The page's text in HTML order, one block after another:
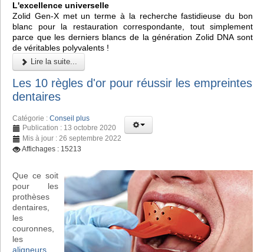
L'excellence universelle
Zolid Gen-X met un terme à la recherche fastidieuse du bon
blanc pour la restauration correspondante, tout simplement
parce que les derniers blancs de la génération Zolid DNA sont
de véritables polyvalents !
Lire la suite...
Les 10 règles d'or pour réussir les empreintes
dentaires
Catégorie : Conseil plus
Publication : 13 octobre 2020
Mis à jour : 26 septembre 2022
Affichages : 15213
Que ce soit
pour les
prothèses
dentaires,
les
couronnes,
les
aligneurs